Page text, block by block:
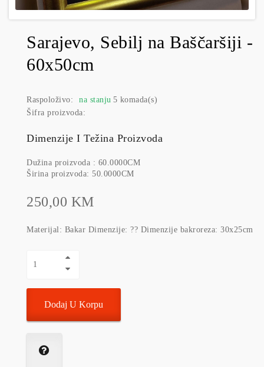
Sarajevo, Sebilj na Baščaršiji -
60x50cm
Raspoloživo: na stanju 5 komada(s)
Šifra proizvoda:
Dimenzije I Težina Proizvoda
Dužina proizvoda : 60.0000CM
Širina proizvoda: 50.0000CM
250,00 KM
Materijal: Bakar Dimenzije: ?? Dimenzije bakroreza: 30x25cm
Dodaj U Korpu